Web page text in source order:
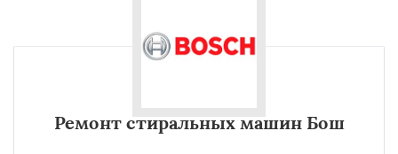
Ремонт стиральных машин Бош